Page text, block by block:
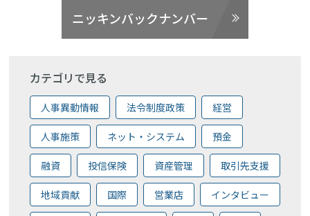
ニッキンバックナンバー
カテゴリで見る
人事異動情報 法令制度政策 経営
人事施策 ネット・システム 預金
融資 投信保険 資産管理 取引先支援
地域貢献 国際 営業店 インタビュー